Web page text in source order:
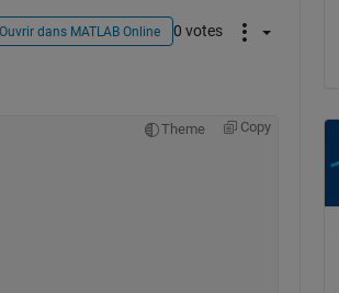
Ouvrir dans MATLAB Online 0 votes
Theme Copy